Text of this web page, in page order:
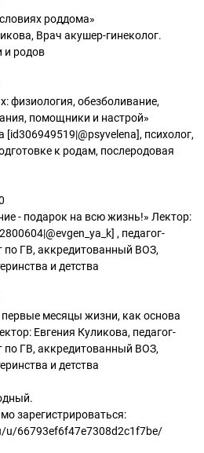
роддома»
Врач акушер-гинеколог.
и родов
физиология, обезболивание,
помощники и настрой»
[id306949519|@psyvelena], психолог,
к родам, послеродовая
- подарок на всю жизнь!» Лектор:
, педагог-
по ГВ, аккредитованный ВОЗ,
и детства
месяцы жизни, как основа
Евгения Куликова, педагог-
по ГВ, аккредитованный ВОЗ,
и детства
зарегистрироваться:
u/66793ef6f47e7308d2c1f7be/